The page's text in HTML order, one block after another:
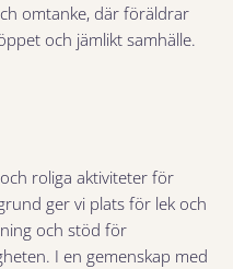
omtanke, där föräldrar
och jämlikt samhälle.
roliga aktiviteter för
ger vi plats för lek och
och stöd för
I en gemenskap med